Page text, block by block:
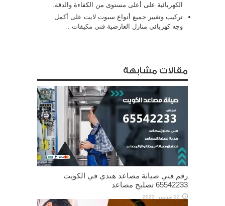
الكهربائية على أعلى مستوى من الكفاءة والدقة.
تركيب وتغيير جميع أنواع سبوت لايت على أكمل
وجه كهربائي منازل العارضية فني مكيفات
مقالات مشابهة
رقم فني صيانة مصاعد هندي في الكويت
65542233 تصليح مصاعد
22 سبتمبر، 2023